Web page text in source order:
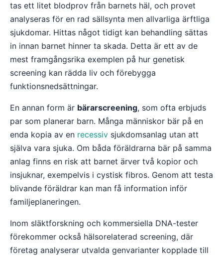
tas ett litet blodprov från barnets häl, och provet
analyseras för en rad sällsynta men allvarliga ärftliga
sjukdomar. Hittas något tidigt kan behandling sättas
in innan barnet hinner ta skada. Detta är ett av de
mest framgångsrika exemplen på hur genetisk
screening kan rädda liv och förebygga
funktionsnedsättningar.
En annan form är bärarscreening, som ofta erbjuds
par som planerar barn. Många människor bär på en
enda kopia av en recessiv sjukdomsanlag utan att
själva vara sjuka. Om båda föräldrarna bär på samma
anlag finns en risk att barnet ärver två kopior och
insjuknar, exempelvis i cystisk fibros. Genom att testa
blivande föräldrar kan man få information inför
familjeplaneringen.
Inom släktforskning och kommersiella DNA-tester
förekommer också hälsorelaterad screening, där
företag analyserar utvalda genvarianter kopplade till